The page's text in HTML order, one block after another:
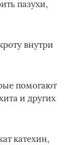
пазухи,
внутри
помогают
и других
катехин,